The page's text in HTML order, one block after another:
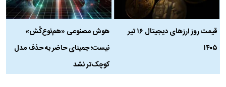
قیمت روز ارز‌های دیجیتال ۱۶ تیر
۱۴۰۵
هوش مصنوعی «هم‌نوع‌کُش»
نیست؛ جمینای حاضر به حذف مدل
کوچک‌تر نشد